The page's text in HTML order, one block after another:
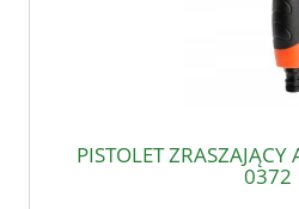
PISTOLET
0372